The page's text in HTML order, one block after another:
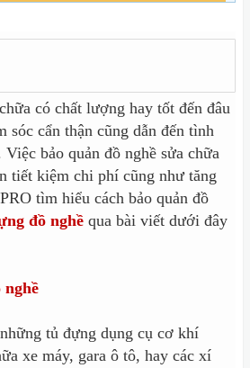
có chất lượng hay tốt đến đâu
sóc cẩn thận cũng dẫn đến tình
bảo quản đồ nghề sửa chữa
tiết kiệm chi phí cũng như tăng
tìm hiểu cách bảo quản đồ
đồ nghề qua bài viết dưới đây
tủ đựng dụng cụ cơ khí
xe máy, gara ô tô, hay các xí